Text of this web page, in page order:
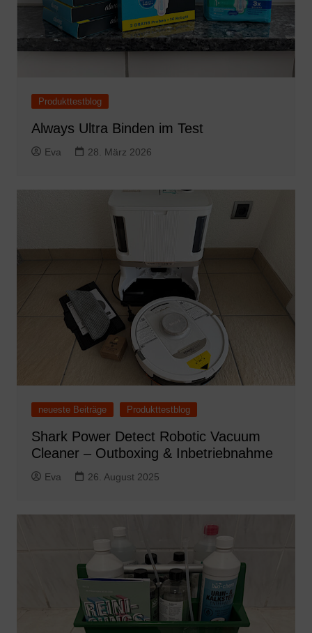
Produkttestblog
Always Ultra Binden im Test
Eva 28. März 2026
neueste Beiträge Produkttestblog
Shark Power Detect Robotic Vacuum
Cleaner – Outboxing & Inbetriebnahme
Eva 26. August 2025